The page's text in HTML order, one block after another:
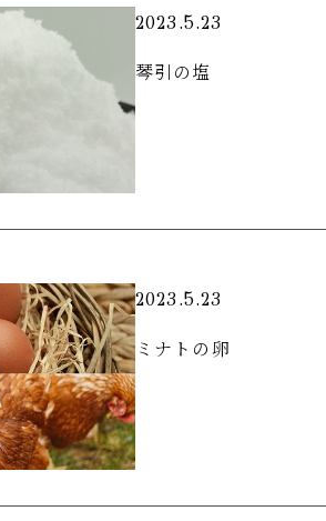
2023.5.23
琴引の塩
2023.5.23
ミナトの卵